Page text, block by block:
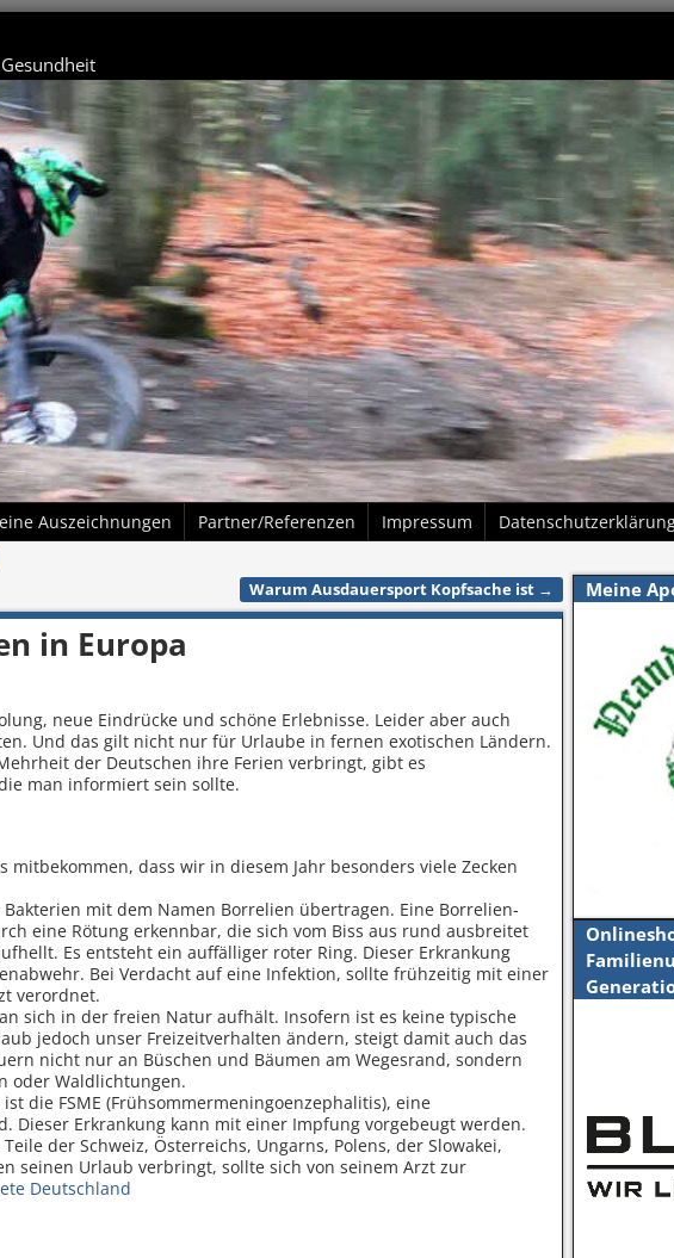
Auszeichnungen Partner/Referenzen Impressum
Warum Ausdauersport Kopfsache ist →
in Europa
neue Eindrücke und schöne Erlebnisse. Leider aber auch
Und das gilt nicht nur für Urlaube in fernen exotischen Ländern.
der Deutschen ihre Ferien verbringt, gibt es
man informiert sein sollte.
dass wir in diesem Jahr besonders viele Zecken
mit dem Namen Borrelien übertragen. Eine Borrelien-
eine Rötung erkennbar, die sich vom Biss aus rund ausbreitet
Es entsteht ein auffälliger roter Ring. Dieser Erkrankung
Bei Verdacht auf eine Infektion, sollte frühzeitig mit einer
verordnet.
sich in der freien Natur aufhält. Insofern ist es keine typische
jedoch unser Freizeitverhalten ändern, steigt damit auch das
nicht nur an Büschen und Bäumen am Wegesrand, sondern
oder Waldlichtungen.
die FSME (Frühsommermeningoenzephalitis), eine
Dieser Erkrankung kann mit einer Impfung vorgebeugt werden.
der Schweiz, Österreichs, Ungarns, Polens, der Slowakei,
seinen Urlaub verbringt, sollte sich von seinem Arzt zur
Deutschland
Meine